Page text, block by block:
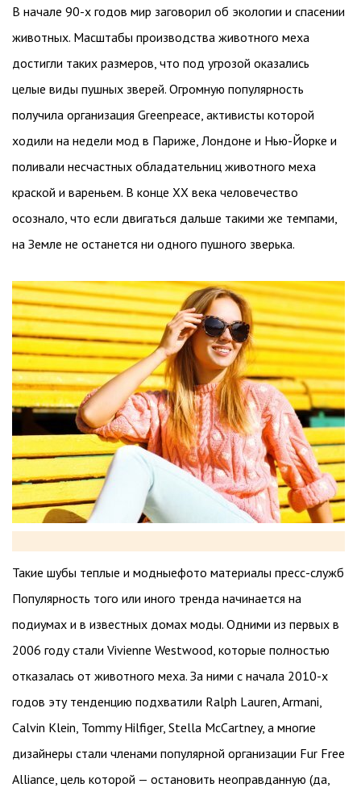
В начале 90-х годов мир заговорил об экологии и спасении
животных. Масштабы производства животного меха
достигли таких размеров, что под угрозой оказались
целые виды пушных зверей. Огромную популярность
получила организация Greenpeace, активисты которой
ходили на недели мод в Париже, Лондоне и Нью-Йорке и
поливали несчастных обладательниц животного меха
краской и вареньем. В конце XX века человечество
осознало, что если двигаться дальше такими же темпами,
на Земле не останется ни одного пушного зверька.
Такие шубы теплые и модныефото материалы пресс-служб
Популярность того или иного тренда начинается на
подиумах и в известных домах моды. Одними из первых в
2006 году стали Vivienne Westwood, которые полностью
отказалась от животного меха. За ними с начала 2010-х
годов эту тенденцию подхватили Ralph Lauren, Armani,
Calvin Klein, Tommy Hilfiger, Stella McCartney, а многие
дизайнеры стали членами популярной организации Fur Free
Alliance, цель которой — остановить неоправданную (да,